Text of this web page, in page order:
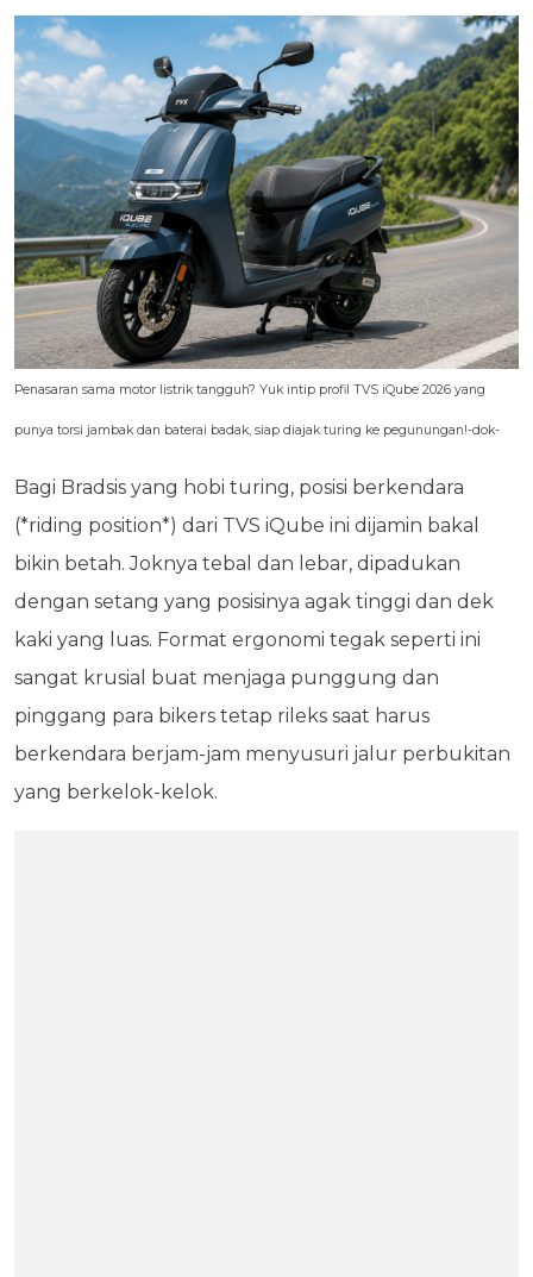
Penasaran sama motor listrik tangguh? Yuk intip profil TVS iQube 2026 yang
punya torsi jambak dan baterai badak, siap diajak turing ke pegunungan!-dok-
Bagi Bradsis yang hobi turing, posisi berkendara
(*riding position*) dari TVS iQube ini dijamin bakal
bikin betah. Joknya tebal dan lebar, dipadukan
dengan setang yang posisinya agak tinggi dan dek
kaki yang luas. Format ergonomi tegak seperti ini
sangat krusial buat menjaga punggung dan
pinggang para bikers tetap rileks saat harus
berkendara berjam-jam menyusuri jalur perbukitan
yang berkelok-kelok.